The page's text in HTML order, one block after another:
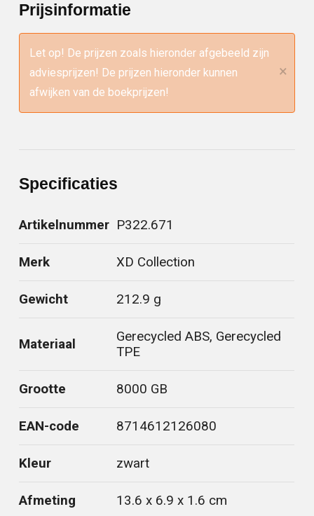
Prijsinformatie
Let op! De prijzen zoals hieronder afgebeeld zijn
adviesprijzen! De prijzen hieronder kunnen
afwijken van de boekprijzen!
×
Specificaties
Artikelnummer P322.671
Merk XD Collection
Gewicht 212.9 g
Materiaal
Gerecycled ABS, Gerecycled
TPE
Grootte 8000 GB
EAN-code 8714612126080
Kleur zwart
Afmeting 13.6 x 6.9 x 1.6 cm